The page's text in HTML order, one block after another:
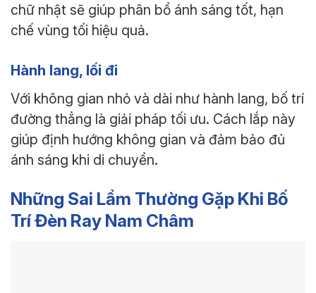
chữ nhật sẽ giúp phân bổ ánh sáng tốt, hạn
chế vùng tối hiệu quả.
Hành lang, lối đi
Với không gian nhỏ và dài như hành lang, bố trí
đường thẳng là giải pháp tối ưu. Cách lắp này
giúp định hướng không gian và đảm bảo đủ
ánh sáng khi di chuyển.
Những Sai Lầm Thường Gặp Khi Bố
Trí Đèn Ray Nam Châm